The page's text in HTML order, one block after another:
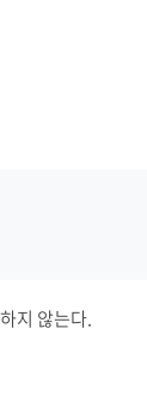
지 않는다.